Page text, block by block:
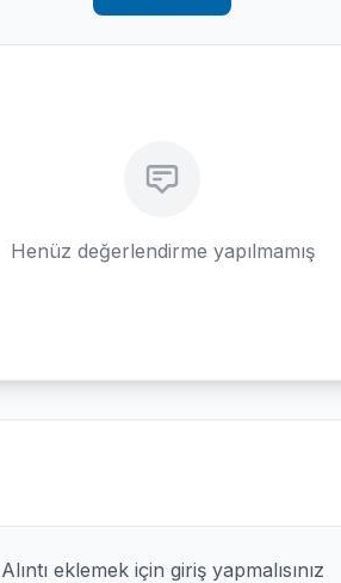
Henüz değerlendirme yapılmamış
Alıntı eklemek için giriş yapmalısınız